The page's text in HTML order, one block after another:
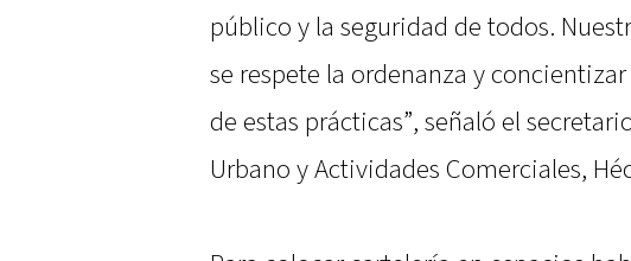
público y la seguridad de todos.
se respete la ordenanza y
de estas prácticas”, señaló el
Urbano y Actividades Comerciales,